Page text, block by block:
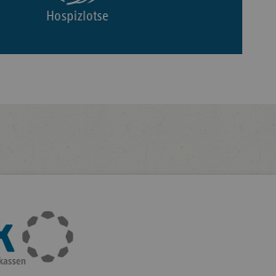
Hospizlotse